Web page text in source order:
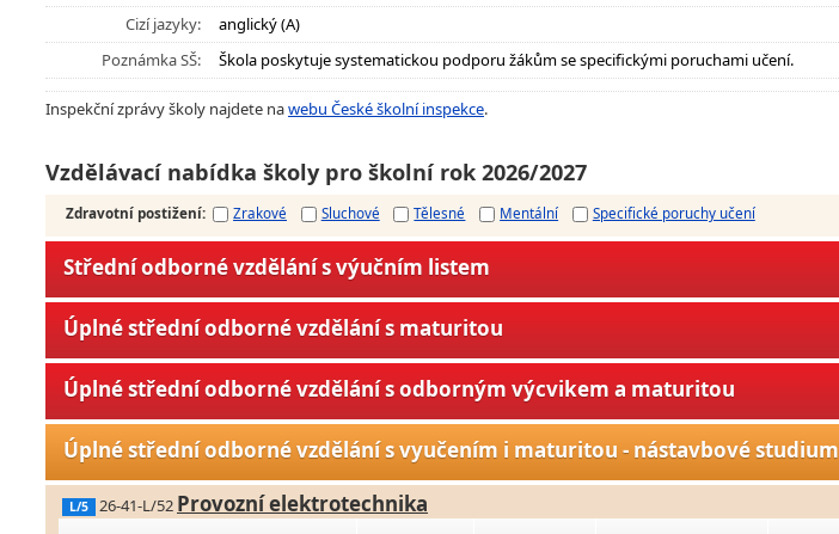
Cizí jazyky:
anglický (A)
Poznámka SŠ:
Škola poskytuje systematickou podporu žákům se specifickými poruchami učení.
Inspekční zprávy školy najdete nawebu České školní inspekce.
Vzdělávací nabídka školy pro školní rok 2026/2027
Zdravotní postižení: Zrakové Sluchové Tělesné Mentální Specifické poruchy učení
Střední odborné vzdělání s výučním listem
Úplné střední odborné vzdělání s maturitou
Úplné střední odborné vzdělání s odborným výcvikem a maturitou
Úplné střední odborné vzdělání s vyučením i maturitou - nástavbové studium
L/5 26-41-L/52 Provozní elektrotechnika